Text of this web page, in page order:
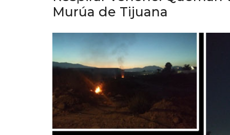
Murúa de Tijuana